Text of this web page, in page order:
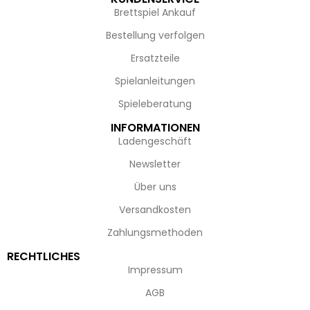
Brettspiel Ankauf
Bestellung verfolgen
Ersatzteile
Spielanleitungen
Spieleberatung
INFORMATIONEN
Ladengeschäft
Newsletter
Über uns
Versandkosten
Zahlungsmethoden
RECHTLICHES
Impressum
AGB